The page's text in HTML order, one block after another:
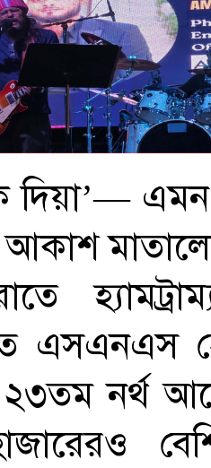
দিয়া’—
আকাশ
এসএনএস
নর্থ